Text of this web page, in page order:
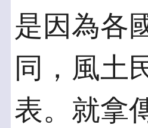
是因為各
同，風土
表。就拿